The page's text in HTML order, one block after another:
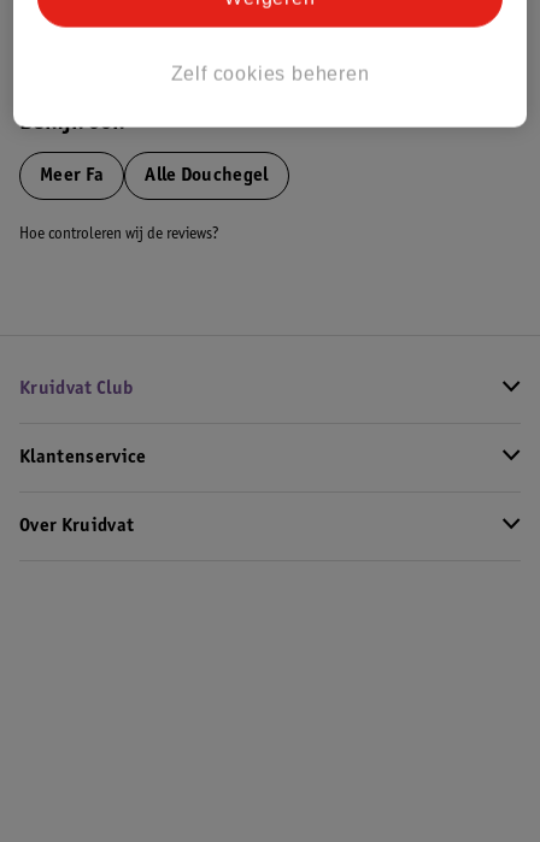
Bestel & Bezorginformatie
Bekijk ook
Meer Fa Alle Douchegel
Hoe controleren wij de reviews?
Kruidvat Club
Klantenservice
Over Kruidvat
Zelf cookies beheren